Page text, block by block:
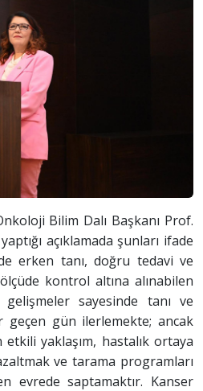
Bilim Dalı Başkanı Prof.
açıklamada şunları ifade
erken tanı, doğru tedavi ve
kontrol altına alınabilen
sayesinde tanı ve
geçen gün ilerlemekte; ancak
yaklaşım, hastalık ortaya
ve tarama programları
evrede saptamaktır. Kanser